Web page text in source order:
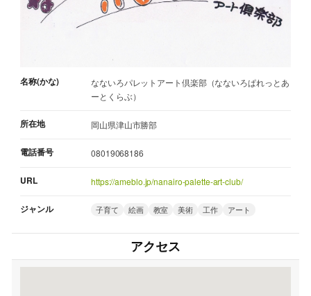
名称(かな)
なないろパレットアート倶楽部（なないろぱれっとあ
ーとくらぶ）
所在地 岡山県津山市勝部
電話番号 08019068186
URL https://ameblo.jp/nanairo-palette-art-club/
ジャンル 子育て 絵画 教室 美術 工作 アート
アクセス